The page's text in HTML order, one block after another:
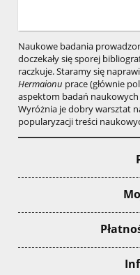
Naukowe badania
doczekały się sporej
raczkuje. Staramy się
Hermaionu prace (głównie
aspektom badań
Wyróżnia je dobry warsztat
popularyzacji treści